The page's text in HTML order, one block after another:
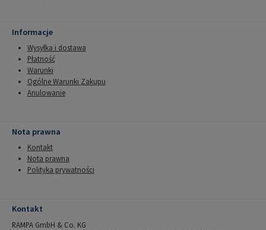
Informacje
Wysyłka i dostawa
Płatność
Warunki
Ogólne Warunki Zakupu
Anulowanie
Nota prawna
Kontakt
Nota prawna
Polityka prywatności
Kontakt
RAMPA GmbH & Co. KG